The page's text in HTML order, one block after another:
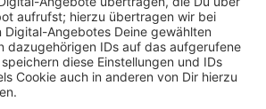
auf dem Laufenden
bleiben!
mehr - mit unserem kostenlosen
Newsletter. Ob Nachrichten,